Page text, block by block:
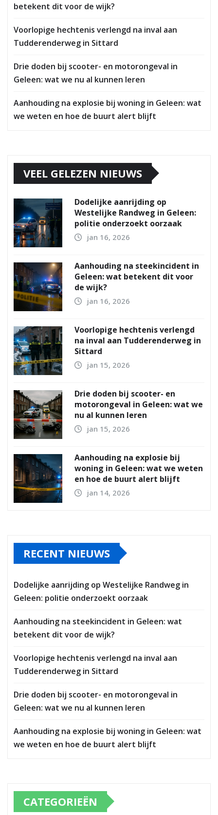
betekent dit voor de wijk?
Voorlopige hechtenis verlengd na inval aan
Tudderenderweg in Sittard
Drie doden bij scooter- en motorongeval in
Geleen: wat we nu al kunnen leren
Aanhouding na explosie bij woning in Geleen: wat
we weten en hoe de buurt alert blijft
VEEL GELEZEN NIEUWS
Dodelijke aanrijding op
Westelijke Randweg in Geleen:
politie onderzoekt oorzaak
jan 16, 2026
Aanhouding na steekincident in
Geleen: wat betekent dit voor
de wijk?
jan 16, 2026
Voorlopige hechtenis verlengd
na inval aan Tudderenderweg in
Sittard
jan 15, 2026
Drie doden bij scooter- en
motorongeval in Geleen: wat we
nu al kunnen leren
jan 15, 2026
Aanhouding na explosie bij
woning in Geleen: wat we weten
en hoe de buurt alert blijft
jan 14, 2026
RECENT NIEUWS
Dodelijke aanrijding op Westelijke Randweg in
Geleen: politie onderzoekt oorzaak
Aanhouding na steekincident in Geleen: wat
betekent dit voor de wijk?
Voorlopige hechtenis verlengd na inval aan
Tudderenderweg in Sittard
Drie doden bij scooter- en motorongeval in
Geleen: wat we nu al kunnen leren
Aanhouding na explosie bij woning in Geleen: wat
we weten en hoe de buurt alert blijft
CATEGORIEËN